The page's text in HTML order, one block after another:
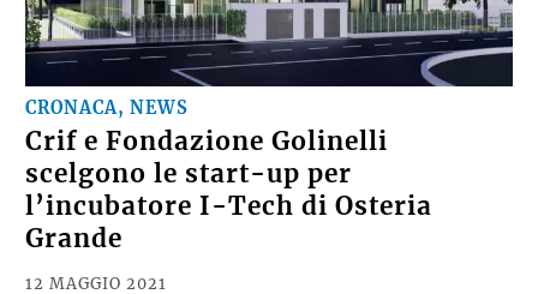
CRONACA, NEWS
Crif e Fondazione Golinelli
scelgono le start-up per
l’incubatore I-Tech di Osteria
Grande
12 MAGGIO 2021